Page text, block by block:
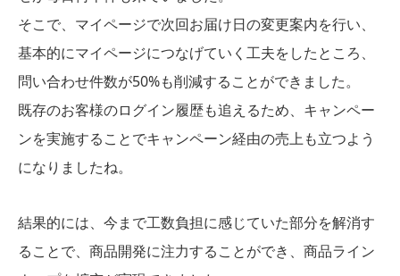
そこで、マイページで次回お届け日の変更案内を行い、
基本的にマイページにつなげていく工夫をしたところ、
問い合わせ件数が50%も削減することができました。
既存のお客様のログイン履歴も追えるため、キャンペー
ンを実施することでキャンペーン経由の売上も立つよう
になりましたね。
結果的には、今まで工数負担に感じていた部分を解消す
ることで、商品開発に注力することができ、商品ライン